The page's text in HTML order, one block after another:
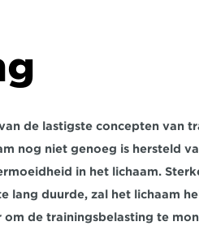
de lastigste concepten van
nog niet genoeg is hersteld
in het lichaam.
lang duurde, zal het lichaam
om de trainingsbelasting te